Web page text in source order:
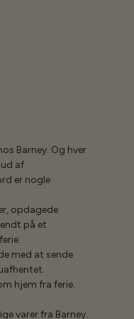
Barney. Og hver
af
er nogle
opdagede
på et
med at sende
hjem fra ferie.
varer fra Barney.